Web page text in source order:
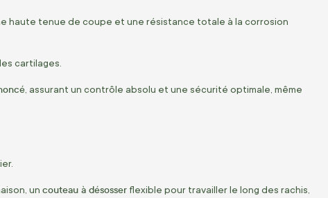
haute tenue de coupe et une résistance totale à la corrosion
cartilages.
, assurant un contrôle absolu et une sécurité optimale, même
un couteau à désosser flexible pour travailler le long des rachis,